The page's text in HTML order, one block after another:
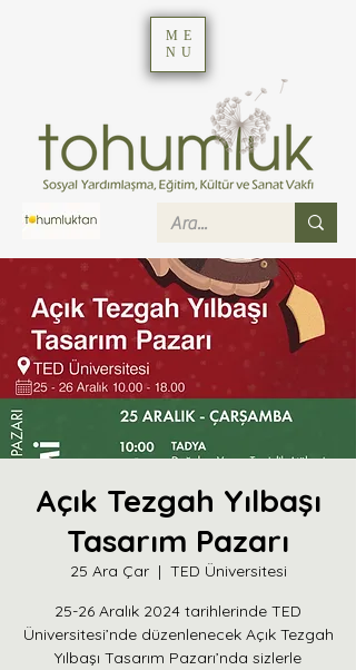
ME
NU
Açık Tezgah Yılbaşı
Tasarım Pazarı
25 Ara Çar
  |
TED Üniversitesi
25-26 Aralık 2024 tarihlerinde TED
Üniversitesi’nde düzenlenecek Açık Tezgah
Yılbaşı Tasarım Pazarı’nda sizlerle